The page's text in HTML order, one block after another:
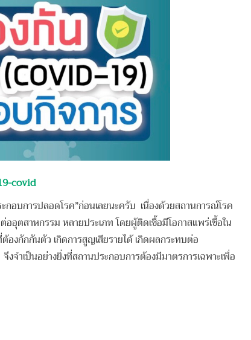
covid
บการปลอดโรค”ก่อนเลยนะครับ เนื่องด้วยสถานการณ์โรค
ออุตสาหกรรม หลายประเภท โดยผู้ติดเชื้อมีโอกาสแพร่เชื้อใน
งกักกันตัว เกิดการสูญเสียรายได้ เกิดผลกระทบต่อ
จำเป็นอย่างยิ่งที่สถานประกอบการต้องมีมาตรการเฉพาะเพื่อ